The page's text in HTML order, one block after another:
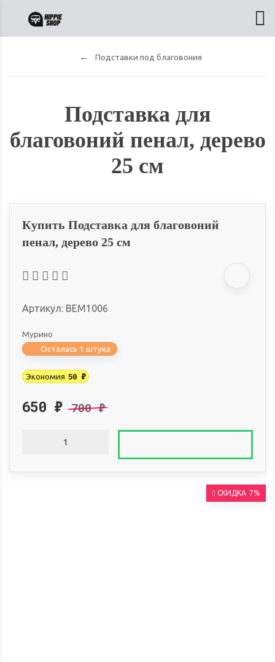
Подставки под благовония
Подставка для
благовоний пенал, дерево
25 см
Купить Подставка для благовоний
пенал, дерево 25 см
Артикул: BEM1006
Мурино
Осталась 1 штука
Экономия 50 ₽
650 ₽ 700₽
СКИДКА 7%